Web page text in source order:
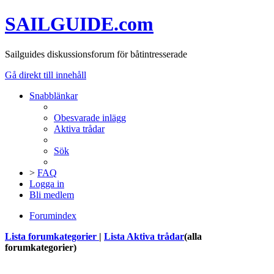
SAILGUIDE.com
Sailguides diskussionsforum för båtintresserade
Gå direkt till innehåll
Snabblänkar
Obesvarade inlägg
Aktiva trådar
Sök
> FAQ
Logga in
Bli medlem
Forumindex
Lista forumkategorier | Lista Aktiva trådar(alla
forumkategorier)